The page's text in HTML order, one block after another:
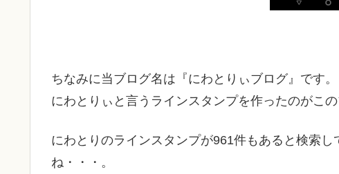
ちなみに当ブログ名は『にわとりぃブログ』です。
にわとりぃと言うラインスタンプを作ったのがこ
にわとりのラインスタンプが961件もあると検索
ね・・・。